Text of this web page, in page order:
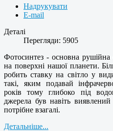
Надрукувати
E-mail
Деталі
Перегляди: 5905
Фотосинтез - основна
на поверхні нашої планети.
робить ставку на світло у
такі, яким подавай
років тому глибоко під
джерела був навіть
потрібне взагалі.
Детальніше...